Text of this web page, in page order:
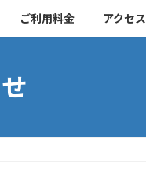
ご利用料金 アクセス